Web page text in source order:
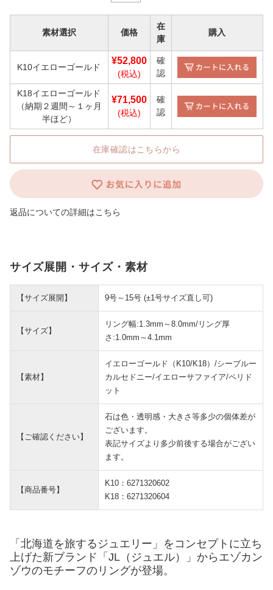
素材選択 価格
在
庫
購入
K10イエローゴールド
¥52,800
(税込)
確
認
K18イエローゴールド
（納期２週間～１ヶ月
半ほど）
¥71,500
(税込)
確
認
在庫確認はこちらから
返品についての詳細はこちら
サイズ展開・サイズ・素材
【サイズ展開】 9号～15号 (±1号サイズ直し可)
【サイズ】
リング幅:1.3mm～8.0mm/リング厚
さ:1.0mm～4.1mm
【素材】
イエローゴールド（K10/K18）/シーブルー
カルセドニー/イエローサファイア/ペリド
ット
【ご確認ください】
石は色・透明感・大きさ等多少の個体差が
ございます。
表記サイズより多少前後する場合がござい
ます。
【商品番号】
K10：6271320602
K18：6271320604
「北海道を旅するジュエリー」をコンセプトに立ち
上げた新ブランド「JL（ジュエル）」からエゾカン
ゾウのモチーフのリングが登場。